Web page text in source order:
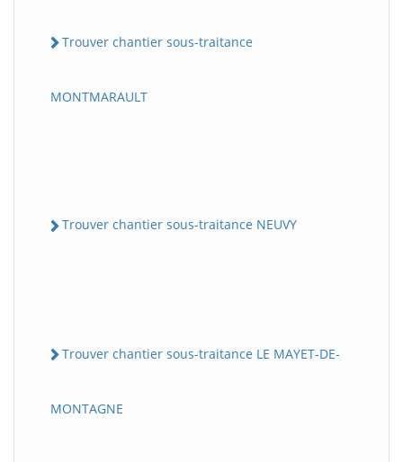
Trouver chantier sous-traitance
MONTMARAULT
Trouver chantier sous-traitance NEUVY
Trouver chantier sous-traitance LE MAYET-DE-
MONTAGNE